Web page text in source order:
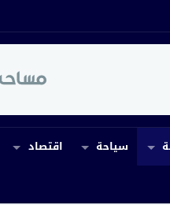
سياحة اقتصاد